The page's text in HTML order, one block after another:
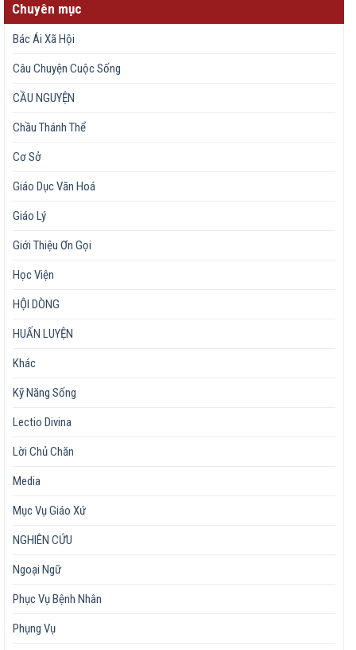
Chuyên mục
Bác Ái Xã Hội
Câu Chuyện Cuộc Sống
CẦU NGUYỆN
Chầu Thánh Thể
Cơ Sở
Giáo Dục Văn Hoá
Giáo Lý
Giới Thiệu Ơn Gọi
Học Viện
HỘI DÒNG
HUẤN LUYỆN
Khác
Kỹ Năng Sống
Lectio Divina
Lời Chủ Chăn
Media
Mục Vụ Giáo Xứ
NGHIÊN CỨU
Ngoại Ngữ
Phục Vụ Bệnh Nhân
Phụng Vụ